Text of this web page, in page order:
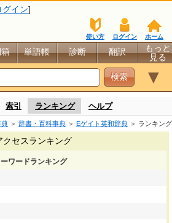
グイン]
ホーム
ログイン
使い方
単語帳 診断 翻訳
もっと
見る
▼
索引 ランキング ヘルプ
典 ＞ 辞書・百科事典 ＞ Eゲイト英和辞典 ＞ ランキング
クセスランキング
ワードランキング